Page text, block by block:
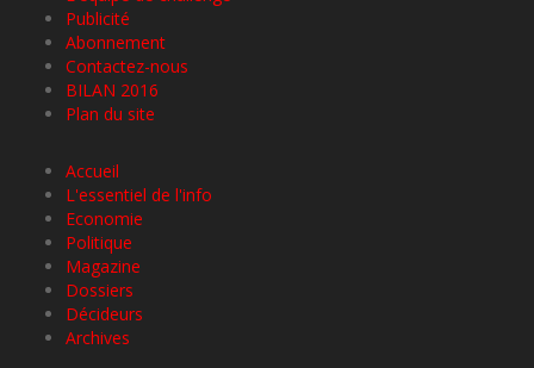
Publicité
Abonnement
Contactez-nous
BILAN 2016
Plan du site
Accueil
L'essentiel de l'info
Economie
Politique
Magazine
Dossiers
Décideurs
Archives